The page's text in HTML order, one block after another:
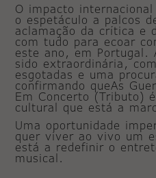
O impacto
o espetáculo a palcos
aclamação da crítica e
com tudo para ecoar
este ano, em Portugal.
sido extraordinária,
esgotadas e uma
confirmando queAs
Em Concerto (Tributo)
cultural que está a
Uma oportunidade
quer viver ao vivo um
está a redefinir o
musical.